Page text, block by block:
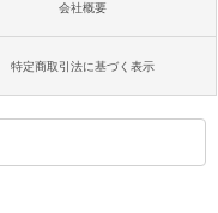
会社概要
特定商取引法に基づく表示